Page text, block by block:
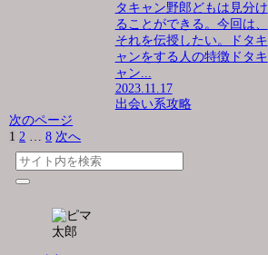
タキャン野郎どもは見分け
ることができる。今回は、
それを伝授したい。ドタキ
ャンをする人の特徴ドタキ
ャン...
2023.11.17
出会い系攻略
次のページ
1 2 … 8 次へ